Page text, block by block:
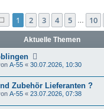
Seite 1von 10
1 2 3 4 5 10
Aktuelle Themen
A-55 « 30.07.2026, 10:30
Zubehör Lieferanten ?
A-55 « 23.07.2026, 07:38